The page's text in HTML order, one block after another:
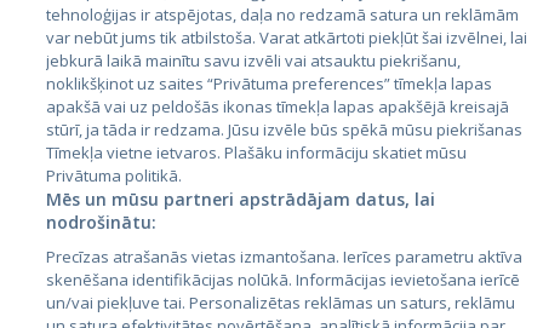
Литва
City24.lv
City24.ee
GetaPro.lv
CVbankas.lt
Kainos.lt
Paslaugos.lt
tehnoloģijas ir atspējotas, daļa no redzamā satura un reklāmām
var nebūt jums tik atbilstoša. Varat atkārtoti piekļūt šai izvēlnei, lai
jebkurā laikā mainītu savu izvēli vai atsauktu piekrišanu,
noklikšķinot uz saites “Privātuma preferences” tīmekļa lapas
apakšā vai uz peldošās ikonas tīmekļa lapas apakšējā kreisajā
stūrī, ja tāda ir redzama. Jūsu izvēle būs spēkā mūsu piekrišanas
Tīmekļa vietne ietvaros. Plašāku informāciju skatiet mūsu
Privātuma politikā.
Mēs un mūsu partneri apstrādājam datus, lai
nodrošinātu:
Precīzas atrašanās vietas izmantošana. Ierīces parametru aktīva
skenēšana identifikācijas nolūkā. Informācijas ievietošana ierīcē
un/vai piekļuve tai. Personalizētas reklāmas un saturs, reklāmu